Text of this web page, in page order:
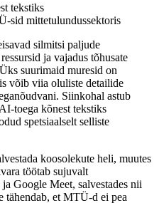
tekstiks
sid mittetulundussektoris
silmitsi paljude
ja vajadus tõhusate
suurimaid muresid on
võib viia oluliste detailide
Siinkohal astub
toega kõnest tekstiks
spetsiaalselt selliste
koosolekute heli, muutes
töötab sujuvalt
Google Meet, salvestades nii
tähendab, et MTÜ-d ei pea